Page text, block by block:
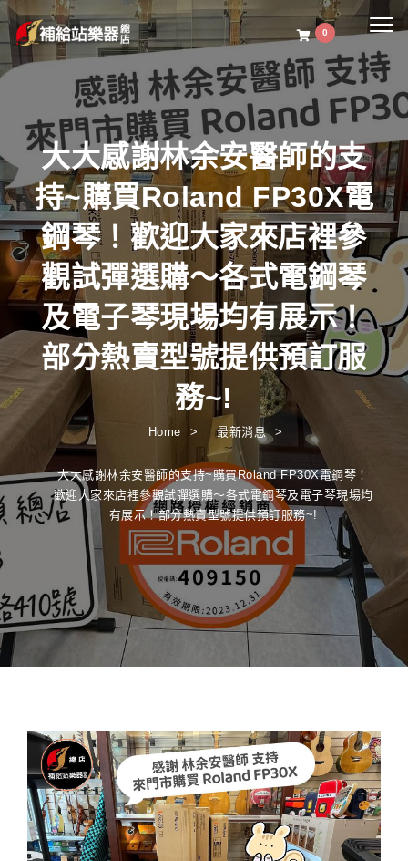
0
大大感謝林余安醫師的支
持~購買Roland FP30X電
鋼琴！歡迎大家來店裡參
觀試彈選購～各式電鋼琴
及電子琴現場均有展示！
部分熱賣型號提供預訂服
務~!
Home 最新消息
大大感謝林余安醫師的支持~購買Roland FP30X電鋼琴！
歡迎大家來店裡參觀試彈選購～各式電鋼琴及電子琴現場均
有展示！部分熱賣型號提供預訂服務~!